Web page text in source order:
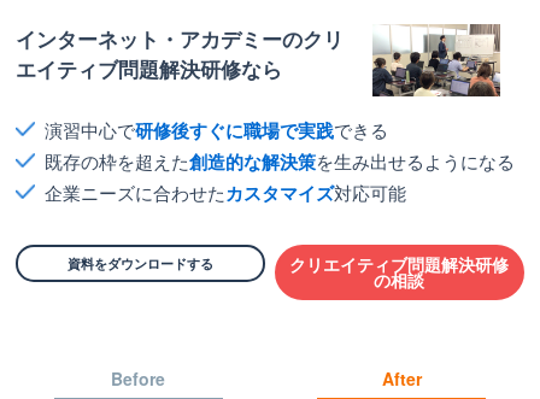
インターネット・アカデミーのクリ
エイティブ問題解決研修なら
演習中心で研修後すぐに職場で実践できる
既存の枠を超えた創造的な解決策を生み出せるようになる
企業ニーズに合わせたカスタマイズ対応可能
資料をダウンロードする クリエイティブ問題解決研修
の相談
Before After